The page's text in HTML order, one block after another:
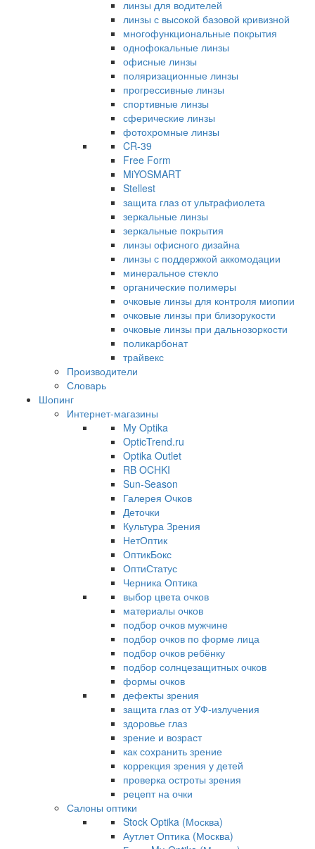
линзы для водителей
линзы с высокой базовой кривизной
многофункциональные покрытия
однофокальные линзы
офисные линзы
поляризационные линзы
прогрессивные линзы
спортивные линзы
сферические линзы
фотохромные линзы
CR-39
Free Form
MiYOSMART
Stellest
защита глаз от ультрафиолета
зеркальные линзы
зеркальные покрытия
линзы офисного дизайна
линзы с поддержкой аккомодации
минеральное стекло
органические полимеры
очковые линзы для контроля миопии
очковые линзы при близорукости
очковые линзы при дальнозоркости
поликарбонат
трайвекс
Производители
Словарь
Шопинг
Интернет-магазины
My Optika
OpticTrend.ru
Optika Outlet
RB OCHKI
Sun-Season
Галерея Очков
Деточки
Культура Зрения
НетОптик
ОптикБокс
ОптиСтатус
Черника Оптика
выбор цвета очков
материалы очков
подбор очков мужчине
подбор очков по форме лица
подбор очков ребёнку
подбор солнцезащитных очков
формы очков
дефекты зрения
защита глаз от УФ-излучения
здоровье глаз
зрение и возраст
как сохранить зрение
коррекция зрения у детей
проверка остроты зрения
рецепт на очки
Салоны оптики
Stock Optika (Москва)
Аутлет Оптика (Москва)